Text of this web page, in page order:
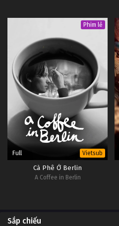
Phim lẻ
Full Vietsub
Cà Phê Ở Berlin
A Coffee in Berlin
Sắp chiếu